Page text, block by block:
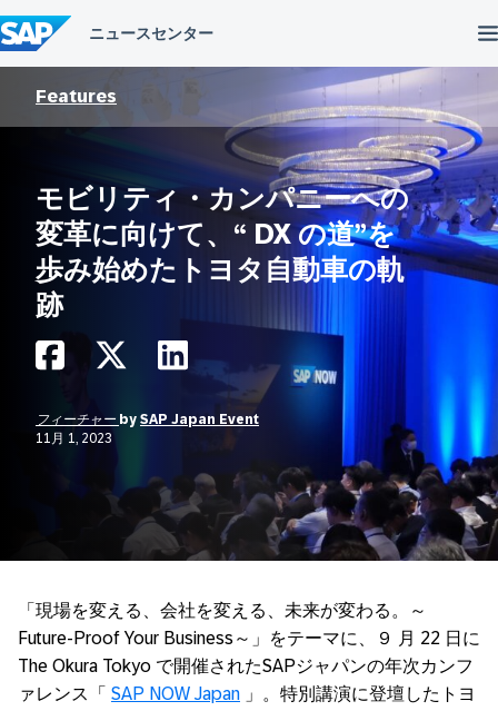
ン
テ
ン
Features
モビリティ・カンパニーへの
変革に向けて、“ DX の道”を
歩み始めたトヨタ自動車の軌
跡
フィーチャー by SAP Japan Event
11月 1, 2023
「現場を変える、会社を変える、未来が変わる。～
Future-Proof Your Business～」をテーマに、９ 月 22 日に
The Okura Tokyo で開催されたSAPジャパンの年次カンフ
ァレンス「 SAP NOW Japan 」。特別講演に登壇したトヨ